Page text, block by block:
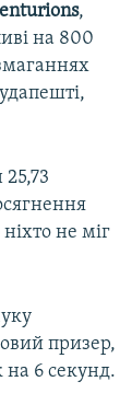
,
на 800
не міг
призер,
на 6 секунд.